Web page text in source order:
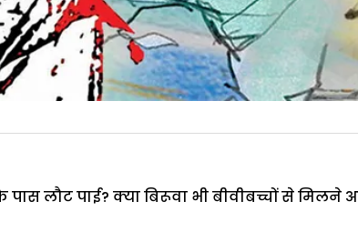
लौट पाई? क्या बिरूवा भी बीवीबच्चों से मिलने